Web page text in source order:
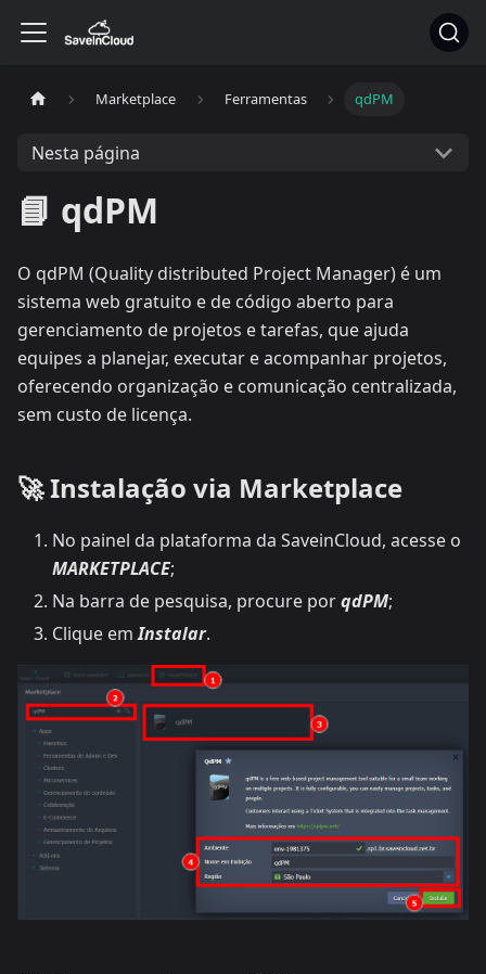
Marketplace Ferramentas qdPM
Nesta página
📘 qdPM
O qdPM (Quality distributed Project Manager) é um
sistema web gratuito e de código aberto para
gerenciamento de projetos e tarefas, que ajuda
equipes a planejar, executar e acompanhar projetos,
oferecendo organização e comunicação centralizada,
sem custo de licença.
🚀 Instalação via Marketplace
No painel da plataforma da SaveinCloud, acesse o
MARKETPLACE;
Na barra de pesquisa, procure porqdPM;
Clique emInstalar.